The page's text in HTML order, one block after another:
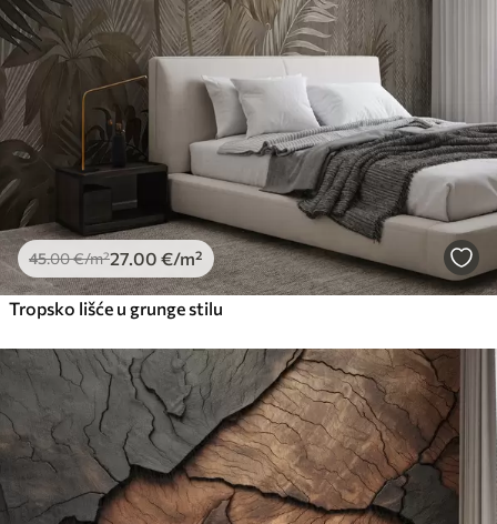
Premium vinil
40.00 /m²
Peel and Stick
49 .00
45.00€/m²27 .00 €/m²
Tropsko lišće u grunge stilu